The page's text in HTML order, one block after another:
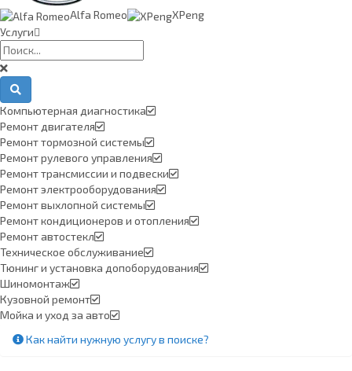
Alfa Romeo
XPeng
Услуги
Компьютерная диагностика
Ремонт двигателя
Ремонт тормозной системы
Ремонт рулевого управления
Ремонт трансмиссии и подвески
Ремонт электрооборудования
Ремонт выхлопной системы
Ремонт кондиционеров и отопления
Ремонт автостекл
Техническое обслуживание
Тюнинг и установка допоборудования
Шиномонтаж
Кузовной ремонт
Мойка и уход за авто
Как найти нужную услугу в поиске?